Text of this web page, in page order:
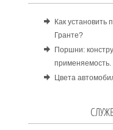
Как
Гранте?
Поршни:
применяемость.
Цвета